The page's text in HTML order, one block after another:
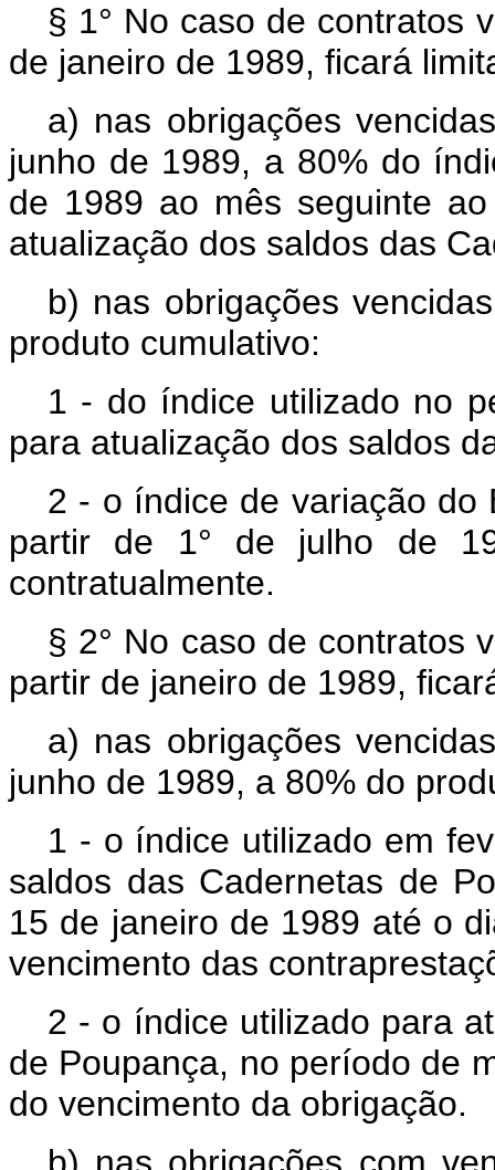
§ 1° No caso de contratos
de janeiro de 1989, ficará
a) nas obrigações
junho de 1989, a 80% do
de 1989 ao mês seguinte
atualização dos saldos das
b) nas obrigações
produto cumulativo:
1 - do índice utilizado no
para atualização dos saldos
2 - o índice de variação do
partir de 1° de julho de
contratualmente.
§ 2° No caso de contratos
partir de janeiro de 1989,
a) nas obrigações
junho de 1989, a 80% do
1 - o índice utilizado em
saldos das Cadernetas de
15 de janeiro de 1989 até o
vencimento das
2 - o índice utilizado para
de Poupança, no período de
do vencimento da obrigação.